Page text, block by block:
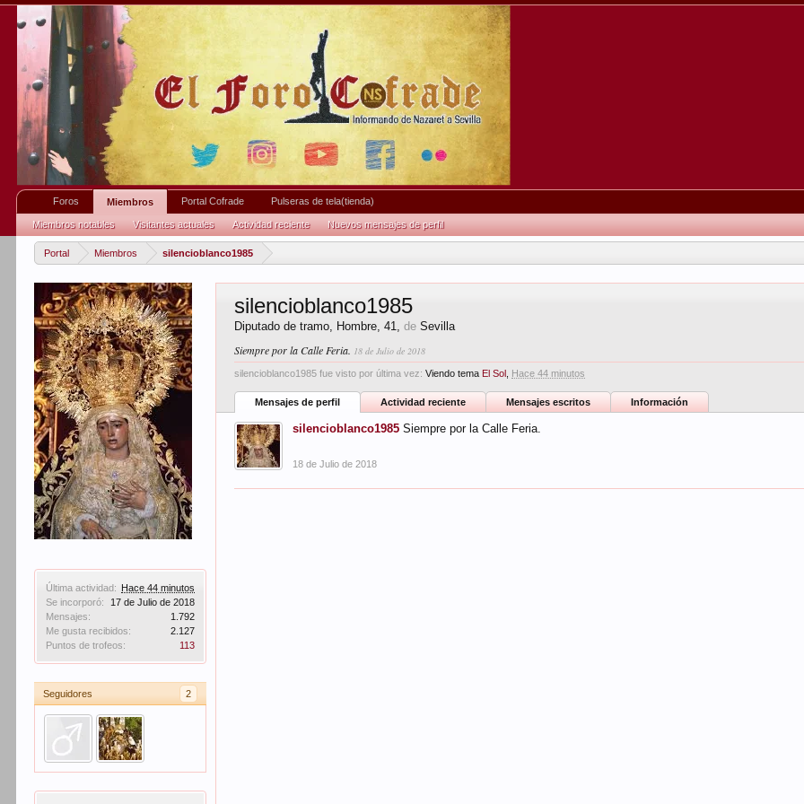
Portal Miembros silencioblanco1985
Última actividad: Hace 44 minutos
Se incorporó:
17 de Julio de 2018
Mensajes:
1.792
Me gusta recibidos:
2.127
Puntos de trofeos:
113
Seguidores 2
silencioblanco1985
Diputado de tramo, Hombre, 41,de Sevilla
Siempre por la Calle Feria. 18 de Julio de 2018
silencioblanco1985 fue visto por última vez: Viendo tema El Sol Hace 44 minutos
Mensajes de perfil Actividad reciente Mensajes escritos Información
silencioblanco1985 Siempre por la Calle Feria.
18 de Julio de 2018
Foros Miembros
Miembros notables Visitantes actuales Actividad reciente Nuevos mensajes de perfil
Portal Cofrade Pulseras de tela(tienda)